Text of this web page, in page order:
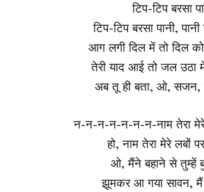
टिप-टिप बरसा
टिप-टिप बरसा पानी,
आग लगी दिल में तो दिल
तेरी याद आई तो जल उठा
अब तू ही बता, ओ, सजन,
न-न-न-न-न-न-न-नाम तेरा
हो, नाम तेरा मेरे लबों
ओ, मैंने बहाने से तुम्हें
झूमकर आ गया सावन,